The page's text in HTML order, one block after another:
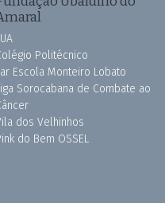
Politécnico
Escola Monteiro Lobato
Sorocabana de Combate ao
dos Velhinhos
do Bem OSSEL